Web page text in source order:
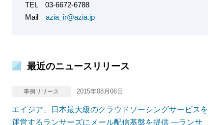
TEL 03-6672-6788
Mail azia_ir@azia.jp
最近のニュースリリース
事例リリース 2015年08月06日
エイジア、日本最大級のクラウドソーシングサービスを
運営するランサーズにメール配信基盤を提供 ―ランサ